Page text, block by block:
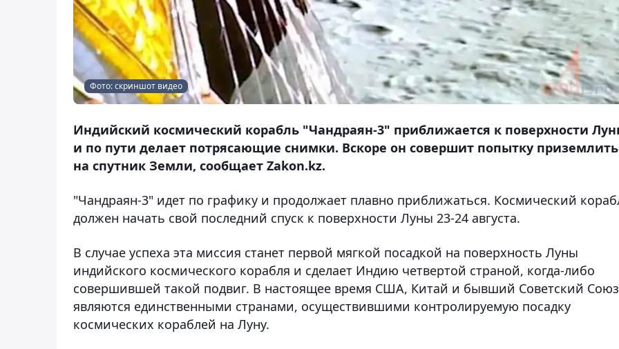
Фото: скриншот видео
Индийский космический корабль "Чандраян-3" приближается к поверхности
и по пути делает потрясающие снимки. Вскоре он совершит попытку
на спутник Земли, сообщает Zakon.kz.
"Чандраян-3" идет по графику и продолжает плавно приближаться. Космический
должен начать свой последний спуск к поверхности Луны 23-24 августа.
В случае успеха эта миссия станет первой мягкой посадкой на поверхность Луны
индийского космического корабля и сделает Индию четвертой страной, когда-либо
совершившей такой подвиг. В настоящее время США, Китай и бывший Советский Союз
являются единственными странами, осуществившими контролируемую посадку
космических кораблей на Луну.